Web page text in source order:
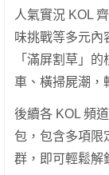
人氣實況 KOL
味挑戰等多元內
「滿屏割草」
車、橫掃屍潮，
後續各 KOL 頻
包，包含多項限
群，即可輕鬆解